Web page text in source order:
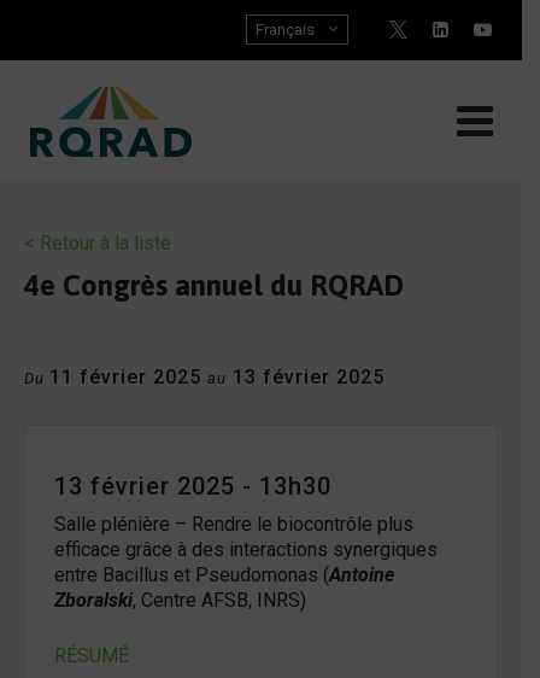
Français
< Retour à la liste
4e Congrès annuel du RQRAD
Du 11 février 2025 au 13 février 2025
13 février 2025 - 13h30
Salle plénière – Rendre le biocontrôle plus
efficace grâce à des interactions synergiques
entre Bacillus et Pseudomonas (Antoine
Zboralski, Centre AFSB, INRS)
RÉSUMÉ